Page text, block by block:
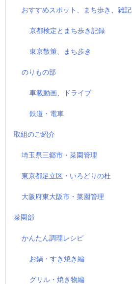
おすすめスポット、まち歩き、雑記
京都検定とまち歩き記録
東京散策、まち歩き
のりもの部
車載動画、ドライブ
鉄道・電車
取組のご紹介
埼玉県三郷市・菜園管理
東京都足立区・いろどりの杜
大阪府東大阪市・菜園管理
菜園部
かんたん調理レシピ
お鍋・すき焼き編
グリル・焼き物編